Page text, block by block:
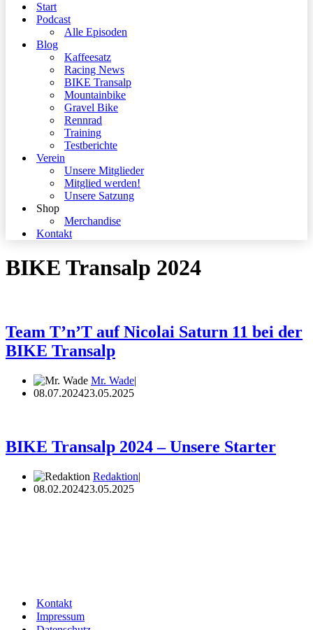
Start
Podcast
Alle Episoden
Blog
Kaffeesatz
Racing News
BIKE Transalp
Mountainbike
Gravel Bike
Rennrad
Training
Testberichte
Verein
Unsere Mitglieder
Mitglied werden!
Unsere Satzung
Shop
Merchandise
Kontakt
BIKE Transalp 2024
Team T’n’T auf Nicolai Saturn 11 bei der
BIKE Transalp
Mr. Wade
08.07.202423.05.2025
BIKE Transalp 2024 – Unsere Starter
Redaktion
08.02.202423.05.2025
Kontakt
Impressum